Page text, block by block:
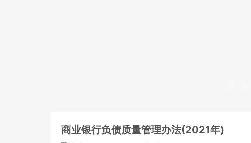
商业银行负债质量管理办法(2021年)